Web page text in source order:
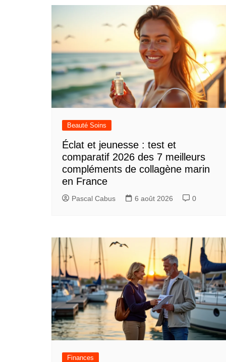
l’article
Beauté Soins
Éclat et jeunesse : test et
comparatif 2026 des 7 meilleurs
compléments de collagène marin
en France
Pascal Cabus 6 août 2026 0
Finances